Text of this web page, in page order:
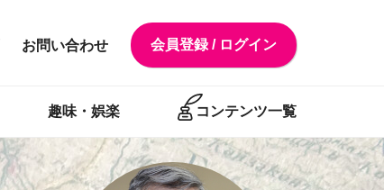
会員登録 / ログイン
お問い合わせ
趣味・娯楽 コンテンツ一覧